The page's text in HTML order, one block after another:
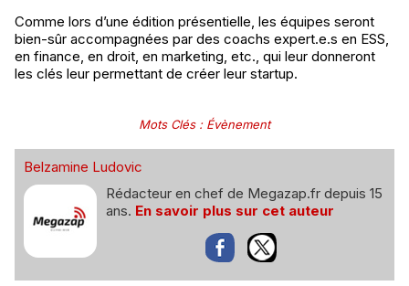
Comme lors d’une édition présentielle, les équipes seront
bien-sûr accompagnées par des coachs expert.e.s en ESS,
en finance, en droit, en marketing, etc., qui leur donneront
les clés leur permettant de créer leur startup.
Mots Clés: Évènement
Belzamine Ludovic
Rédacteur en chef de Megazap.fr depuis 15
ans. En savoir plus sur cet auteur